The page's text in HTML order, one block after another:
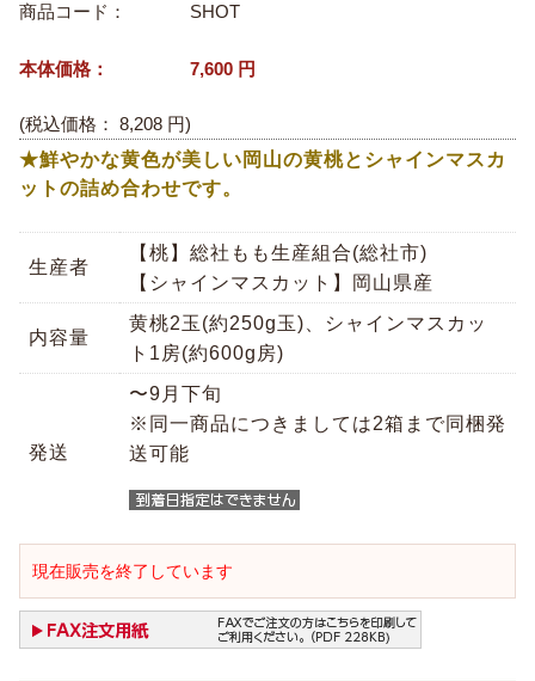
商品コード： SHOT
本体価格： 7,600円
(税込価格： 8,208 円)
★鮮やかな黄色が美しい岡山の黄桃とシャインマスカ
ットの詰め合わせです。
生産者
【桃】総社もも生産組合(総社市)
【シャインマスカット】岡山県産
内容量
黄桃2玉(約250g玉)、シャインマスカッ
ト1房(約600g房)
発送
〜9月下旬
※同一商品につきましては2箱まで同梱発
送可能
現在販売を終了しています